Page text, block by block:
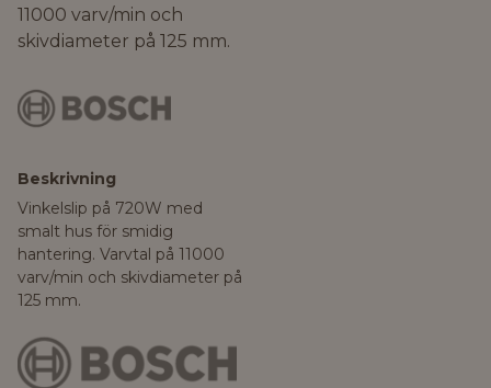
11000 varv/min och
skivdiameter på 125 mm.
Beskrivning
Vinkelslip på 720W med
smalt hus för smidig
hantering. Varvtal på 11000
varv/min och skivdiameter på
125 mm.